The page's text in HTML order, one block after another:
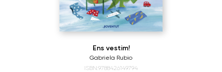
Ens vestim!
Gabriela Rubio
ISBN:9788426149794